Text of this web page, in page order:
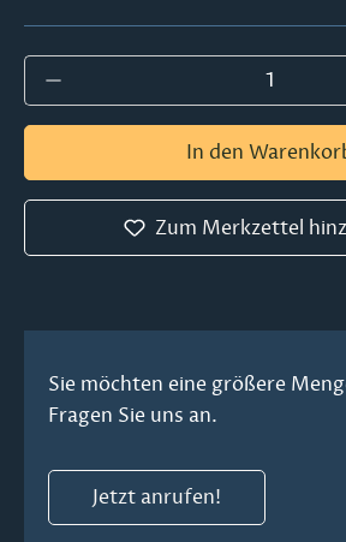
Produkt Anzahl: Gib
In den
Zum Merkzettel
Sie möchten eine größere
Fragen Sie uns an.
Jetzt anrufen!